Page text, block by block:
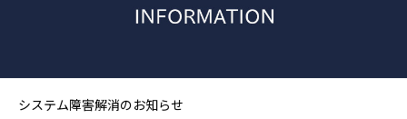
システム障害解消のお知らせ